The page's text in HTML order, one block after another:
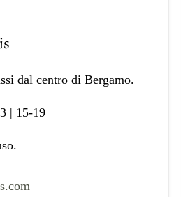
dal centro di Bergamo.
| 15-19